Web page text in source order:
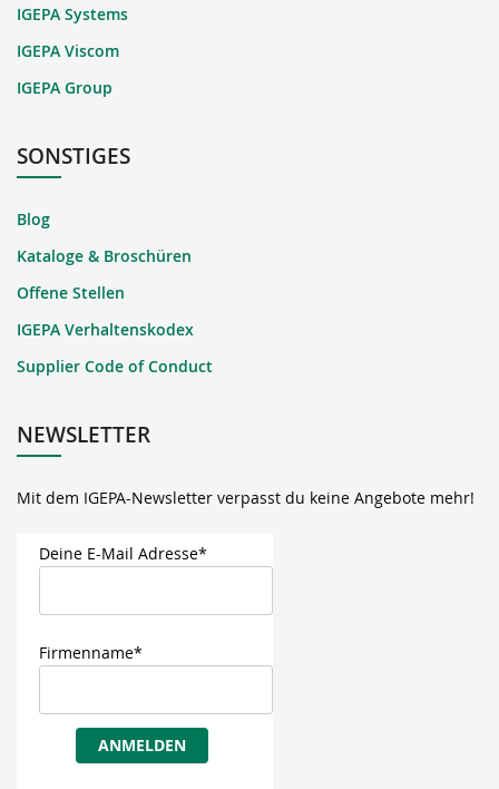
IGEPA Systems
IGEPA Viscom
IGEPA Group
SONSTIGES
Blog
Kataloge & Broschüren
Offene Stellen
IGEPA Verhaltenskodex
Supplier Code of Conduct
NEWSLETTER
Mit dem IGEPA-Newsletter verpasst du keine Angebote mehr!
Deine E-Mail Adresse*
Firmenname*
ANMELDEN